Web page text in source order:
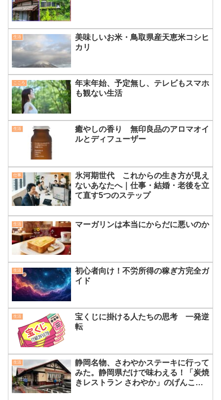
生活
美味しいお米・鳥取県産天恵米コシヒ
カリ
こころ
年末年始、予定無し、テレビもスマホ
も観ない生活
生活
癒やしの香り 無印良品のアロマオイ
ルとディフューザー
仕事
氷河期世代 これからの生き方が見え
ないあなたへ｜仕事・結婚・老後を立
て直す5つのステップ
生活 マーガリンは本当にからだに悪いのか
生活
初心者向け！不労所得の稼ぎ方完全ガ
イド
生活
宝くじに掛ける人たちの思考 一発逆
転
生活
静岡名物、さわやかステーキに行って
みた。静岡県だけで味わえる！「炭焼
きレストラン さわやか」のげんこつ